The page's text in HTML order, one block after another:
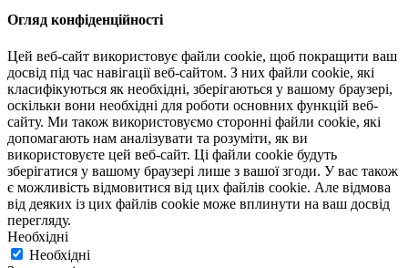
Огляд конфіденційності
Цей веб-сайт використовує файли cookie, щоб покращити ваш
досвід під час навігації веб-сайтом. З них файли cookie, які
класифікуються як необхідні, зберігаються у вашому браузері,
оскільки вони необхідні для роботи основних функцій веб-
сайту. Ми також використовуємо сторонні файли cookie, які
допомагають нам аналізувати та розуміти, як ви
використовуєте цей веб-сайт. Ці файли cookie будуть
зберігатися у вашому браузері лише з вашої згоди. У вас також
є можливість відмовитися від цих файлів cookie. Але відмова
від деяких із цих файлів cookie може вплинути на ваш досвід
перегляду.
Необхідні
Необхідні